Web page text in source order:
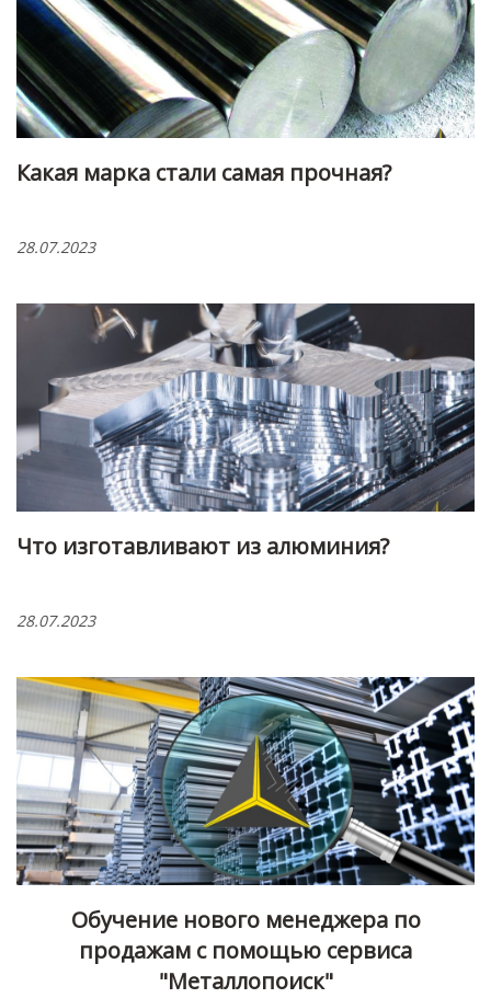
Какая марка стали самая прочная?
28.07.2023
Что изготавливают из алюминия?
28.07.2023
Обучение нового менеджера по
продажам с помощью сервиса
"Металлопоиск"